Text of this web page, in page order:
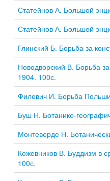
Статейнов А. Большой
Статейнов А. Большой
Глинский Б. Борьба за
Новодворский В. Борьба
1904. 100с.
Филевич И. Борьба Польши
Буш Н. Ботанико-
Монтеверде Н.
Кожевников В. Буддизм в
100с.